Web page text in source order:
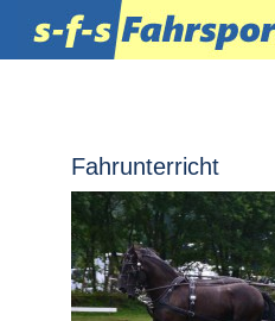
Fahrunterricht